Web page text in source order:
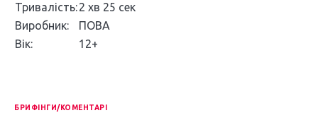
Тривалість:2 хв 25 сек
Виробник:
ПОВА
Вік:
12+
БРИФІНГИ/КОМЕНТАРІ